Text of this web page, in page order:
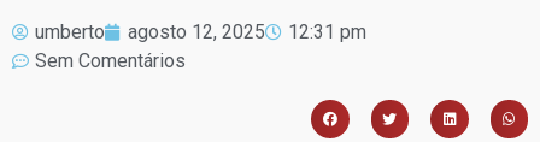
umberto agosto 12, 2025
12:31 pm
Sem Comentários